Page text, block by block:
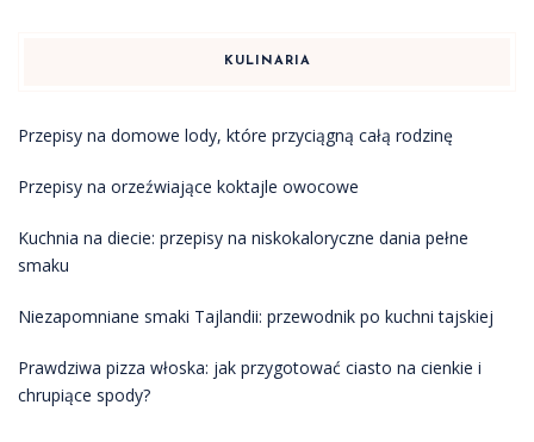
KULINARIA
Przepisy na domowe lody, które przyciągną całą rodzinę
Przepisy na orzeźwiające koktajle owocowe
Kuchnia na diecie: przepisy na niskokaloryczne dania pełne
smaku
Niezapomniane smaki Tajlandii: przewodnik po kuchni tajskiej
Prawdziwa pizza włoska: jak przygotować ciasto na cienkie i
chrupiące spody?